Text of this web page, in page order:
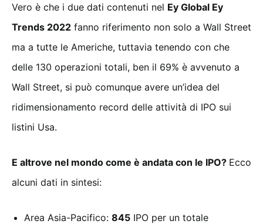
Vero è che i due dati contenuti nel Ey Global Ey
Trends 2022 fanno riferimento non solo a Wall Street
ma a tutte le Americhe, tuttavia tenendo con che
delle 130 operazioni totali, ben il 69% è avvenuto a
Wall Street, si può comunque avere un’idea del
ridimensionamento record delle attività di IPO sui
listini Usa.
E altrove nel mondo come è andata con le IPO? Ecco
alcuni dati in sintesi:
Area Asia-Pacifico: 845 IPO per un totale